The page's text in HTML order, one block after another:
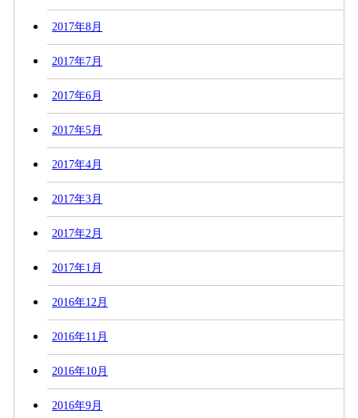
2017年8月
2017年7月
2017年6月
2017年5月
2017年4月
2017年3月
2017年2月
2017年1月
2016年12月
2016年11月
2016年10月
2016年9月